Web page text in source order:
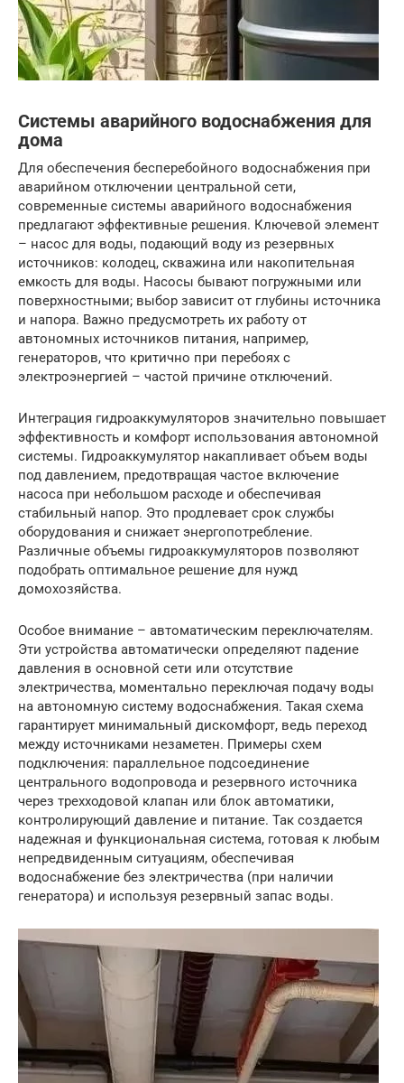
Системы аварийного водоснабжения для
дома
Для обеспечения бесперебойного водоснабжения при
аварийном отключении центральной сети,
современные системы аварийного водоснабжения
предлагают эффективные решения. Ключевой элемент
– насос для воды, подающий воду из резервных
источников: колодец, скважина или накопительная
емкость для воды. Насосы бывают погружными или
поверхностными; выбор зависит от глубины источника
и напора. Важно предусмотреть их работу от
автономных источников питания, например,
генераторов, что критично при перебоях с
электроэнергией – частой причине отключений.
Интеграция гидроаккумуляторов значительно повышает
эффективность и комфорт использования автономной
системы. Гидроаккумулятор накапливает объем воды
под давлением, предотвращая частое включение
насоса при небольшом расходе и обеспечивая
стабильный напор. Это продлевает срок службы
оборудования и снижает энергопотребление.
Различные объемы гидроаккумуляторов позволяют
подобрать оптимальное решение для нужд
домохозяйства.
Особое внимание – автоматическим переключателям.
Эти устройства автоматически определяют падение
давления в основной сети или отсутствие
электричества, моментально переключая подачу воды
на автономную систему водоснабжения. Такая схема
гарантирует минимальный дискомфорт, ведь переход
между источниками незаметен. Примеры схем
подключения: параллельное подсоединение
центрального водопровода и резервного источника
через трехходовой клапан или блок автоматики,
контролирующий давление и питание. Так создается
надежная и функциональная система, готовая к любым
непредвиденным ситуациям, обеспечивая
водоснабжение без электричества (при наличии
генератора) и используя резервный запас воды.